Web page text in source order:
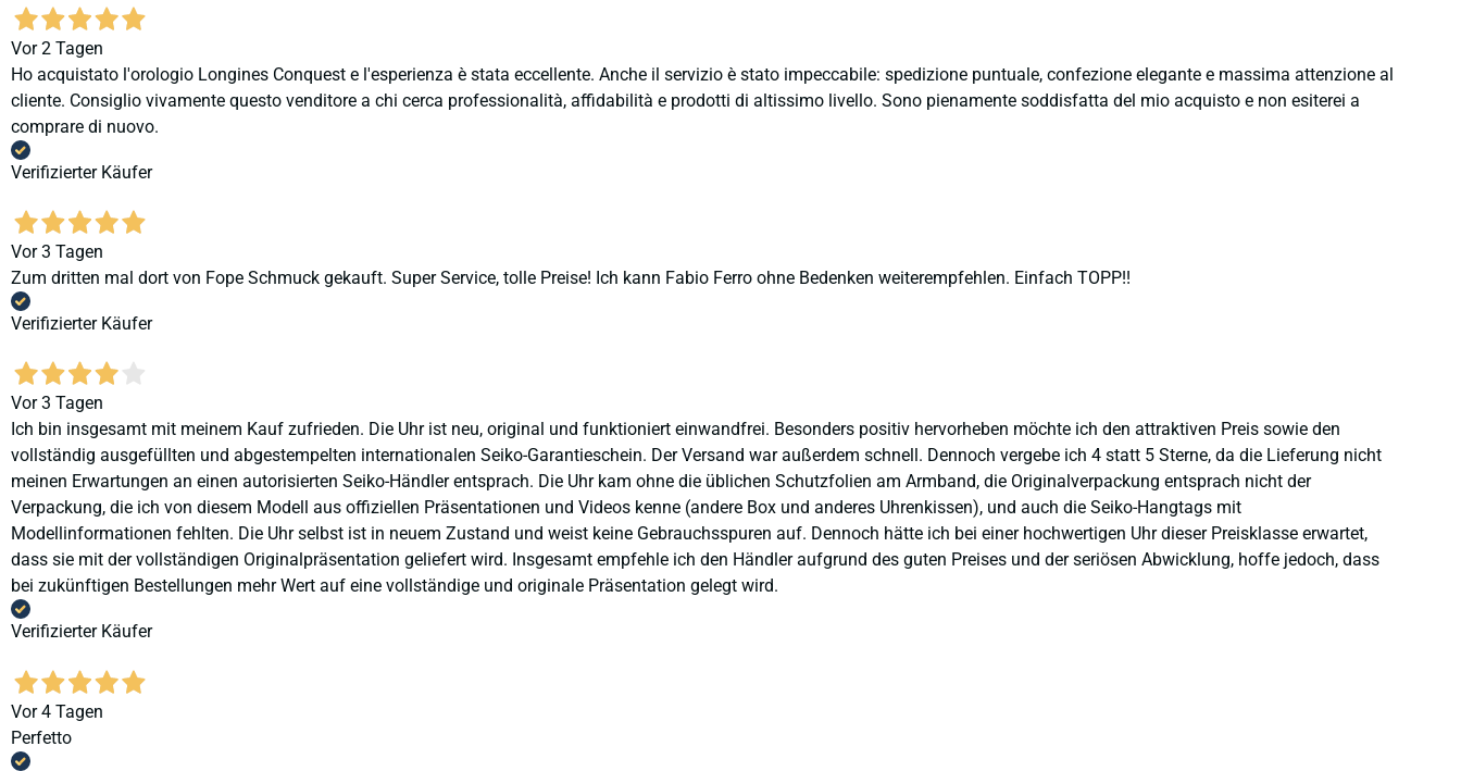
Vor 2 Tagen
Ho acquistato l'orologio Longines Conquest e l'esperienza è stata eccellente. Anche il servizio è stato impeccabile: spedizione puntuale, confezione elegante e massima attenzione al
cliente. Consiglio vivamente questo venditore a chi cerca professionalità, affidabilità e prodotti di altissimo livello. Sono pienamente soddisfatta del mio acquisto e non esiterei a
comprare di nuovo.
Verifizierter Käufer
Vor 3 Tagen
Zum dritten mal dort von Fope Schmuck gekauft. Super Service, tolle Preise! Ich kann Fabio Ferro ohne Bedenken weiterempfehlen. Einfach TOPP!!
Verifizierter Käufer
Vor 3 Tagen
Ich bin insgesamt mit meinem Kauf zufrieden. Die Uhr ist neu, original und funktioniert einwandfrei. Besonders positiv hervorheben möchte ich den attraktiven Preis sowie den
vollständig ausgefüllten und abgestempelten internationalen Seiko-Garantieschein. Der Versand war außerdem schnell. Dennoch vergebe ich 4 statt 5 Sterne, da die Lieferung nicht
meinen Erwartungen an einen autorisierten Seiko-Händler entsprach. Die Uhr kam ohne die üblichen Schutzfolien am Armband, die Originalverpackung entsprach nicht der
Verpackung, die ich von diesem Modell aus offiziellen Präsentationen und Videos kenne (andere Box und anderes Uhrenkissen), und auch die Seiko-Hangtags mit
Modellinformationen fehlten. Die Uhr selbst ist in neuem Zustand und weist keine Gebrauchsspuren auf. Dennoch hätte ich bei einer hochwertigen Uhr dieser Preisklasse erwartet,
dass sie mit der vollständigen Originalpräsentation geliefert wird. Insgesamt empfehle ich den Händler aufgrund des guten Preises und der seriösen Abwicklung, hoffe jedoch, dass
bei zukünftigen Bestellungen mehr Wert auf eine vollständige und originale Präsentation gelegt wird.
Verifizierter Käufer
Vor 4 Tagen
Perfetto